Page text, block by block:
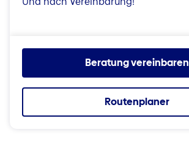
Beratung vereinbaren
Routenplaner